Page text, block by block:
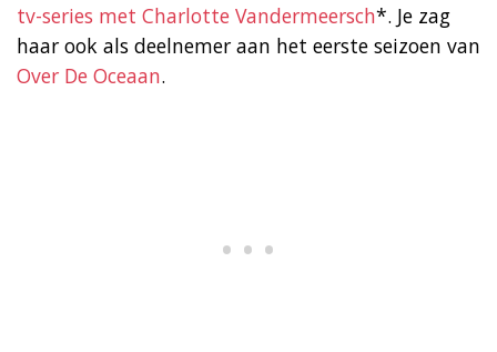
tv-series met Charlotte Vandermeersch*. Je zag
haar ook als deelnemer aan het eerste seizoen van
Over De Oceaan.